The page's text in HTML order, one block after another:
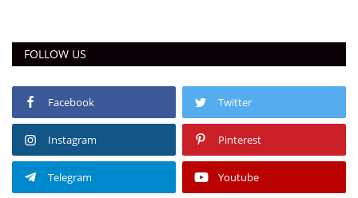
FOLLOW US
Facebook Twitter
Instagram Pinterest
Telegram Youtube